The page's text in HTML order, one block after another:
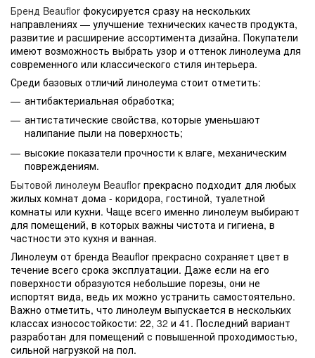
Бренд Beauflor фокусируется сразу на нескольких
направлениях — улучшение технических качеств продукта,
развитие и расширение ассортимента дизайна. Покупатели
имеют возможность выбрать узор и оттенок линолеума для
современного или классического стиля интерьера.
Среди базовых отличий линолеума стоит отметить:
антибактериальная обработка;
антистатические свойства, которые уменьшают
налипание пыли на поверхность;
высокие показатели прочности к влаге, механическим
повреждениям.
Бытовой линолеум Beauflor прекрасно подходит для любых
жилых комнат дома - коридора, гостиной, туалетной
комнаты или кухни. Чаще всего именно линолеум выбирают
для помещений, в которых важны чистота и гигиена, в
частности это кухня и ванная.
Линолеум от бренда Beauflor прекрасно сохраняет цвет в
течение всего срока эксплуатации. Даже если на его
поверхности образуются небольшие порезы, они не
испортят вида, ведь их можно устранить самостоятельно.
Важно отметить, что линолеум выпускается в нескольких
классах износостойкости: 22, 32 и 41. Последний вариант
разработан для помещений с повышенной проходимостью,
сильной нагрузкой на пол.